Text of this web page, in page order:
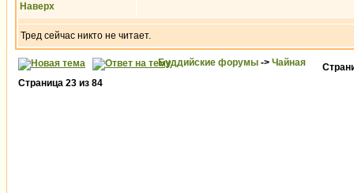
Наверх
Тред сейчас никто не читает.
Буддийские форумы -> Чайная
Страница 23 из 84